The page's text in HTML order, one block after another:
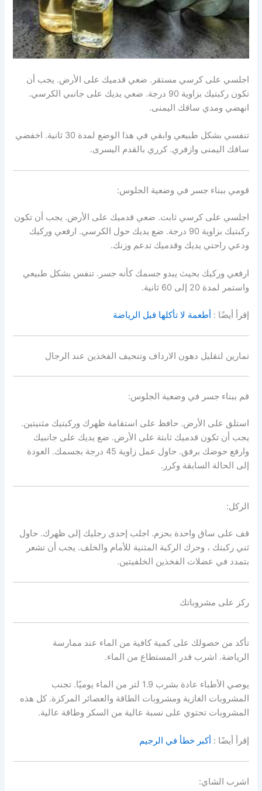
اجلسي على كرسي مستقر. ضعي قدميك على الأرض. يجب أن
تكون ركبتيك بزاوية 90 درجة. ضعي يديك على جانبي الكرسي.
انهضي ومدي ساقك اليمنى.
تنفسي بشكل طبيعي وابقي في هذا الوضع لمدة 30 ثانية. اخفضي
ساقك اليمنى وازفري. كرري بالقدم اليسرى.
قومي ببناء جسر في وضعية الجلوس:
اجلسي على كرسي ثابت. ضعي قدميك على الأرض. يجب أن تكون
ركبتيك بزاوية 90 درجة. ضع يديك حول الكرسي. ارفعي وركيك
ودعي راحتي يديك وقدميك تدعم وزنك.
ارفعي وركيك بحيث يبدو جسمك كأنه جسر. تنفس بشكل طبيعي
واستمر لمدة 20 إلى 60 ثانية.
إقرأ أيضًا : أطعمة لا تأكلها قبل الرياضة
تمارين لتقليل دهون الارداف وتنحيف الفخذين عند الرجال
قم ببناء جسر في وضعية الجلوس:
استلق على الأرض. حافظ على استقامة ظهرك وركبتيك مثنيتين.
يجب أن تكون قدميك ثابتة على الأرض. ضع يديك على جانبيك
وارفع حوضك برفق. حاول عمل زاوية 45 درجة بجسمك. العودة
إلى الحالة السابقة وكرر.
الركل:
قف على ساق واحدة بحزم. اجلب إحدى رجليك إلى ظهرك. حاول
ثني ركبتك ، وحرك الركبة المثنية للأمام والخلف. يجب أن تشعر
بتمدد في عضلات الفخذين الخلفيتين.
ركز على مشروباتك
تأكد من حصولك على كمية كافية من الماء عند ممارسة
الرياضة. اشرب قدر المستطاع من الماء.
يوصي الأطباء عادة بشرب 1.9 لتر من الماء يوميًا. تجنب
المشروبات الغازية ومشروبات الطاقة والعصائر المركزة. كل هذه
المشروبات تحتوي على نسبة عالية من السكر وطاقة عالية.
إقرأ أيضًا : أكبر خطأ في الرجيم
اشرب الشاي: